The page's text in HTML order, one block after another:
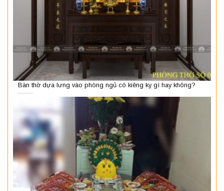
Bàn thờ dựa lưng vào phòng ngủ có kiêng kỵ gì hay không?